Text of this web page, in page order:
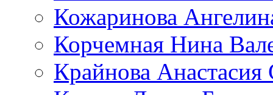
Кожаринова
Корчемная Нина
Крайнова Анастасия